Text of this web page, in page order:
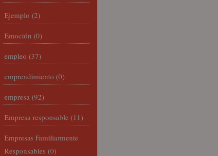
Ejemplo (2)
Emoción (0)
empleo (37)
emprendimiento (0)
empresa (92)
Empresa responsable (11)
Empresas Familiarmente
Responsables (0)